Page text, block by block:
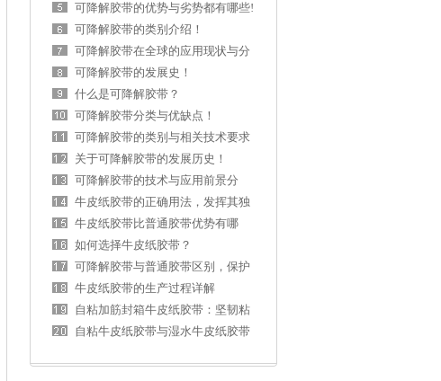
可降解胶带的优势与劣势都有哪些!
可降解胶带的类别介绍！
可降解胶带在全球的应用现状与分
析！
可降解胶带的发展史！
什么是可降解胶带？
可降解胶带分类与优缺点！
可降解胶带的类别与相关技术要求
简介？
关于可降解胶带的发展历史！
可降解胶带的技术与应用前景分
析！
牛皮纸胶带的正确用法，发挥其独
特优势的全面
牛皮纸胶带比普通胶带优势有哪
些？
如何选择牛皮纸胶带？
可降解胶带与普通胶带区别，保护
环境的新选择
牛皮纸胶带的生产过程详解
自粘加筋封箱牛皮纸胶带：坚韧粘
合，多用途胶
自粘牛皮纸胶带与湿水牛皮纸胶带